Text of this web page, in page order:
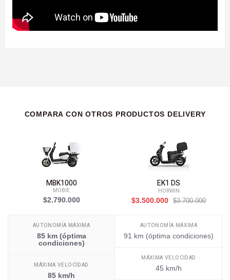
COMPARA CON OTROS PRODUCTOS DELIVERY
MBK1000
MOBIE
$2.790.000
AUTONOMÍA MÁXIMA
85 km (óptima
condiciones)
MÁXIMA VELOCIDAD
85 km/h
EK1 DS
HORWIN
$3.500.000
$3.700.000
AUTONOMÍA MÁXIMA
91 km (óptima condiciones)
MÁXIMA VELOCIDAD
45 km/h